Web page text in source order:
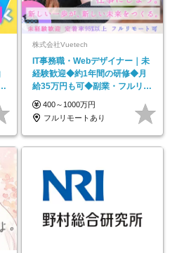
株式会社Vuetech
IT事務職・Webデザイナー｜未
経験歓迎◆約1年間の研修◆月
給35万円も可◆副業・フルリモ
ート可◆年休126日
400～1000万円
フルリモートあり